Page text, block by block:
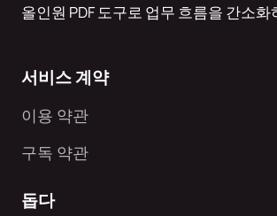
올인원 PDF 도구로 업무 흐름을 간소화
서비스 계약
이용 약관
구독 약관
돕다